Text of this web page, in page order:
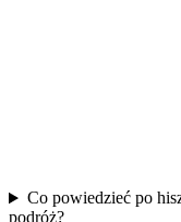
Co powiedzieć po
podróż?